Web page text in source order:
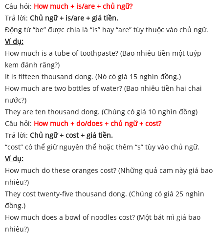
Câu hỏi: How much + is/are + chủ ngữ?
Trả lời: Chủ ngữ + is/are + giá tiền.
Động từ “be” được chia là “is” hay “are” tùy thuộc vào chủ ngữ.
Ví dụ:
How much is a tube of toothpaste? (Bao nhiêu tiền một tuýp
kem đánh răng?)
It is fifteen thousand dong. (Nó có giá 15 nghìn đồng.)
How much are two bottles of water? (Bao nhiêu tiền hai chai
nước?)
They are ten thousand dong. (Chúng có giá 10 nghìn đồng)
Câu hỏi: How much + do/does + chủ ngữ + cost?
Trả lời: Chủ ngữ + cost + giá tiền.
“cost” có thể giữ nguyên thể hoặc thêm “s” tùy vào chủ ngữ.
Ví dụ:
How much do these oranges cost? (Những quả cam này giá bao
nhiêu?)
They cost twenty-five thousand dong. (Chúng có giá 25 nghìn
đồng.)
How much does a bowl of noodles cost? (Một bát mì giá bao
nhiêu?)